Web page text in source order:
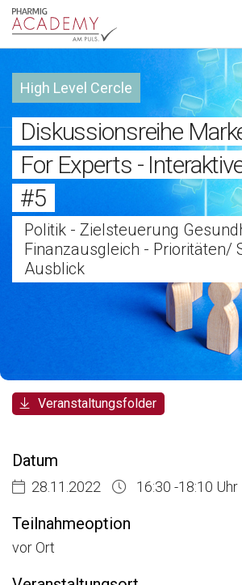
Hauptnavigation
High Level Cercle
Diskussionsreihe
For Experts -
#5
Politik - Zielsteuerung
Finanzausgleich - Prioritäten/
Ausblick
Breadcrumb
Aktuelle Veranstaltungen
Veranstaltungsfolder
Datum
28.11.2022 16:30 -18:10 Uhr
Teilnahmeoption
vor Ort